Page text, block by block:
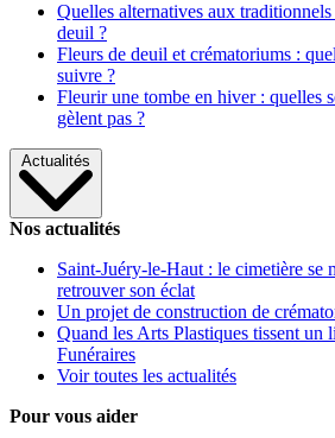
Quelles alternatives aux
deuil ?
Fleurs de deuil et crématoriums :
suivre ?
Fleurir une tombe en hiver : quelles
gèlent pas ?
Actualités
Nos actualités
Saint-Juéry-le-Haut : le cimetière se
retrouver son éclat
Un projet de construction de
Quand les Arts Plastiques tissent un
Funéraires
Voir toutes les actualités
Pour vous aider